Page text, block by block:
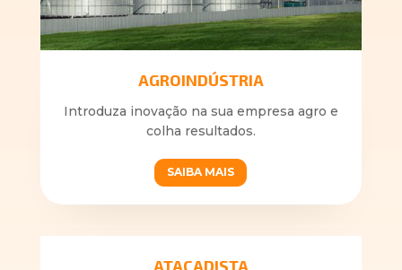
AGROINDÚSTRIA
Introduza inovação na sua empresa agro e
colha resultados.
SAIBA MAIS
ATACADISTA